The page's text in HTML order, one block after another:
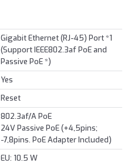
Gigabit Ethernet (RJ-45) Port *1
(Support IEEE802.3af PoE and
Passive PoE *)
Yes
Reset
802.3af/A PoE
24V Passive PoE (+4,5pins;
-7,8pins. PoE Adapter Included)
EU: 10.5 W